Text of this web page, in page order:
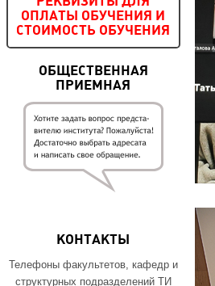
ОПЛАТЫ ОБУЧЕНИЯ И
СТОИМОСТЬ ОБУЧЕНИЯ
ОБЩЕСТВЕННАЯ
ПРИЕМНАЯ
КОНТАКТЫ
Телефоны факультетов, кафедр и
структурных подразделений ТИ